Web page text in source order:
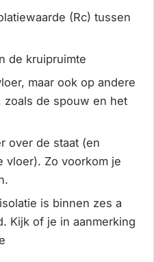
(Rc) tussen
de kruipruimte
maar ook op andere
zoals de spouw en het
over de staat (en
vloer). Zo voorkom je
is binnen zes a
Kijk of je in aanmerking